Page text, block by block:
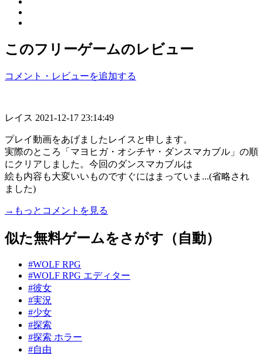
このフリーゲームのレビュー
コメント・レビューを追加する
レイス 2021-12-17 23:14:49
プレイ動画をあげましたレイスと申します。
実際のところ「マヨヒガ・オシチヤ・ダンスマカブル」の順
にクリアしました。今回のダンスマカブルは
絵も内容も大変いいものですぐにはまっていま...(省略され
ました)
→もっとコメントを見る
似た無料ゲームをさがす（自動）
#WOLF RPG
#WOLF RPG エディター
#彼女
#実況
#少女
#探索
#探索 ホラー
#自由